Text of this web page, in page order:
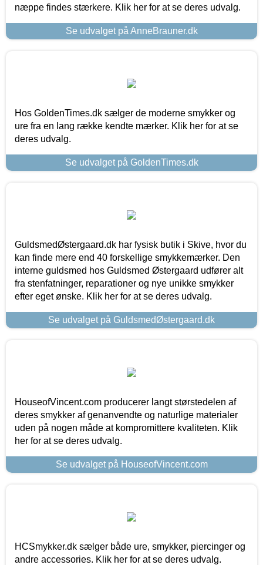
næppe findes stærkere. Klik her for at se deres udvalg.
Se udvalget på AnneBrauner.dk
Hos GoldenTimes.dk sælger de moderne smykker og
ure fra en lang række kendte mærker. Klik her for at se
deres udvalg.
Se udvalget på GoldenTimes.dk
GuldsmedØstergaard.dk har fysisk butik i Skive, hvor du
kan finde mere end 40 forskellige smykkemærker. Den
interne guldsmed hos Guldsmed Østergaard udfører alt
fra stenfatninger, reparationer og nye unikke smykker
efter eget ønske. Klik her for at se deres udvalg.
Se udvalget på GuldsmedØstergaard.dk
HouseofVincent.com producerer langt størstedelen af
deres smykker af genanvendte og naturlige materialer
uden på nogen måde at kompromittere kvaliteten. Klik
her for at se deres udvalg.
Se udvalget på HouseofVincent.com
HCSmykker.dk sælger både ure, smykker, piercinger og
andre accessories. Klik her for at se deres udvalg.